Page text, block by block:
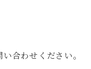
合わせください。